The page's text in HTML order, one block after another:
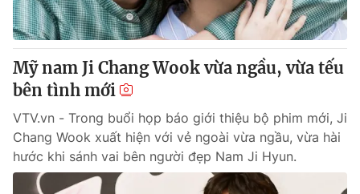
Mỹ nam Ji Chang Wook vừa ngầu, vừa tếu
bên tình mới
VTV.vn - Trong buổi họp báo giới thiệu bộ phim mới, Ji
Chang Wook xuất hiện với vẻ ngoài vừa ngầu, vừa hài
hước khi sánh vai bên người đẹp Nam Ji Hyun.